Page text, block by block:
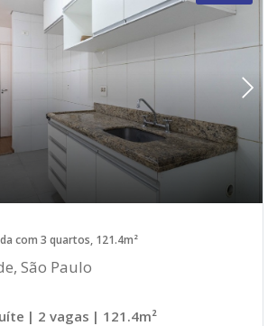
com 3 quartos, 121.4m²
São Paulo
| 2 vagas | 121.4m²